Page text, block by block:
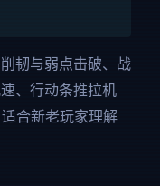
韧与弱点击破、战
、行动条推拉机
合新老玩家理解